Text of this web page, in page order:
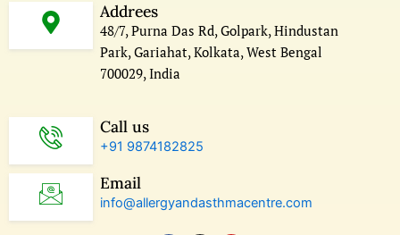
Addrees
48/7, Purna Das Rd, Golpark, Hindustan
Park, Gariahat, Kolkata, West Bengal
700029, India
Call us
+91 9874182825
Email
info@allergyandasthmacentre.com